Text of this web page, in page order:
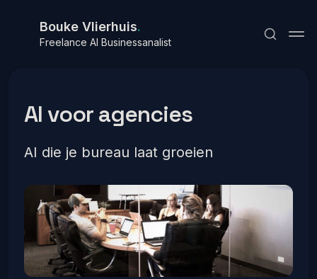
Bouke Vlierhuis.
Freelance AI Businessanalist
Abonneren
Inloggen
AI voor agencies
AI die je bureau laat groeien